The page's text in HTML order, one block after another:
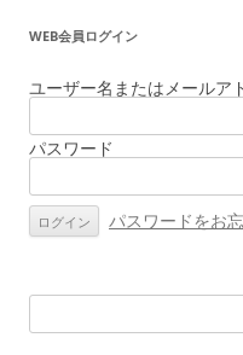
ゲ
ー
ョ
WEB会員ログイン
ユーザー名またはメールア
パスワード
パスワードをお
索: